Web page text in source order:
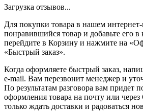
Загрузка отзывов...
Для покупки товара в нашем
понравившийся товар и добавьте его в
перейдите в Корзину и нажмите на
«Быстрый заказ».
Когда оформляете быстрый заказ,
e-mail. Вам перезвонит менеджер и
По результатам разговора вам придет
оформления товара на почту или
только ждать доставки и радоваться